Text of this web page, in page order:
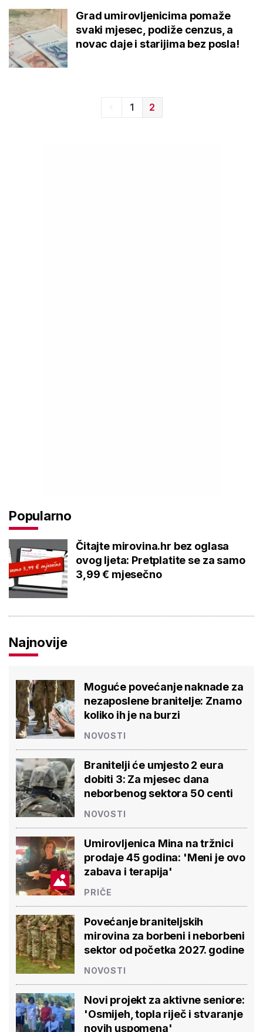
Grad umirovljenicima pomaže
svaki mjesec, podiže cenzus, a
novac daje i starijima bez posla!
1 2
Popularno
Čitajte mirovina.hr bez oglasa
ovog ljeta: Pretplatite se za samo
3,99 € mjesečno
Najnovije
Moguće povećanje naknade za
nezaposlene branitelje: Znamo
koliko ih je na burzi
NOVOSTI
Branitelji će umjesto 2 eura
dobiti 3: Za mjesec dana
neborbenog sektora 50 centi
NOVOSTI
Umirovljenica Mina na tržnici
prodaje 45 godina: 'Meni je ovo
zabava i terapija'
PRIČE
Povećanje braniteljskih
mirovina za borbeni i neborbeni
sektor od početka 2027. godine
NOVOSTI
Novi projekt za aktivne seniore:
'Osmijeh, topla riječ i stvaranje
novih uspomena'